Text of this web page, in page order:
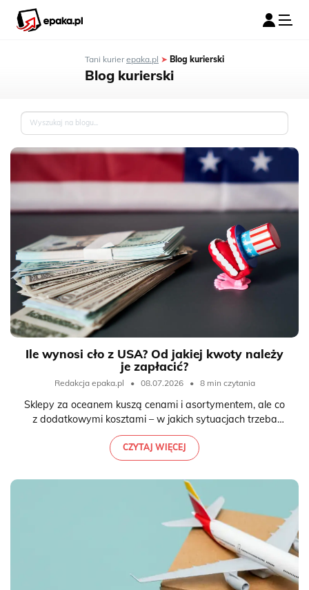
Tani kurierepaka.pl ➤ Blog kurierski
Blog kurierski
Ile wynosi cło z USA? Od jakiej kwoty należy
je zapłacić?
Redakcja epaka.pl • 08.07.2026 • 8 min czytania
Sklepy za oceanem kuszą cenami i asortymentem, ale co
z dodatkowymi kosztami – w jakich sytuacjach trzeba
zapłacić cło z USA i ile ono wynosi? Co z podatkiem VAT?
Na szczęście wszystko da się ustalić, zaglądając do
obowiązujących regulacji.
CZYTAJ WIĘCEJ